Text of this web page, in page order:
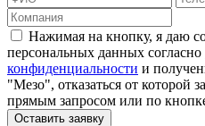
Нажимая на кнопку, я даю
персональных данных согласно
конфиденциальности и
"Мезо", отказаться от которой
прямым запросом или по
Оставить заявку